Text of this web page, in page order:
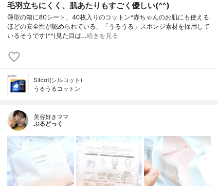
毛羽立ちにくく、肌あたりもすごく優しい(^^)
薄型の箱に80シート、40枚入りのコットン*赤ちゃんのお肌にも使える
ほどの安全性が認められている、「うるうる」スポンジ素材を採用して
いるそうです(^^)見た目は…続きを見る
Silcot(シルコット)
うるうるコットン
美容好きママ
ぶるどっく